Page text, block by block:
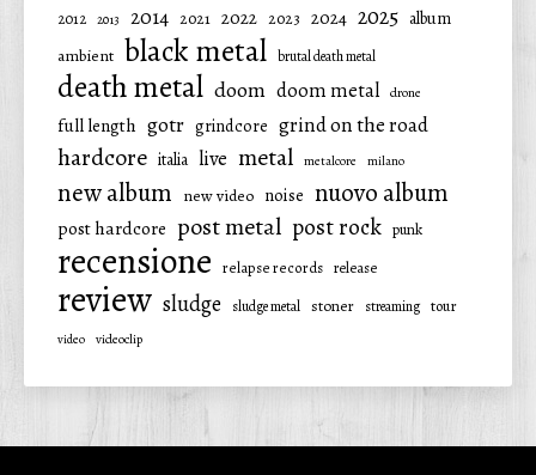
2012 2013 2014 2021 2022 2023 2024 2025 album
ambient black metal brutal death metal
death metal doom doom metal drone
full length gotr grindcore grind on the road
hardcore italia live metal metalcore milano
new album new video noise nuovo album
post hardcore post metal post rock punk
recensione relapse records release
review sludge sludge metal stoner streaming tour
video videoclip